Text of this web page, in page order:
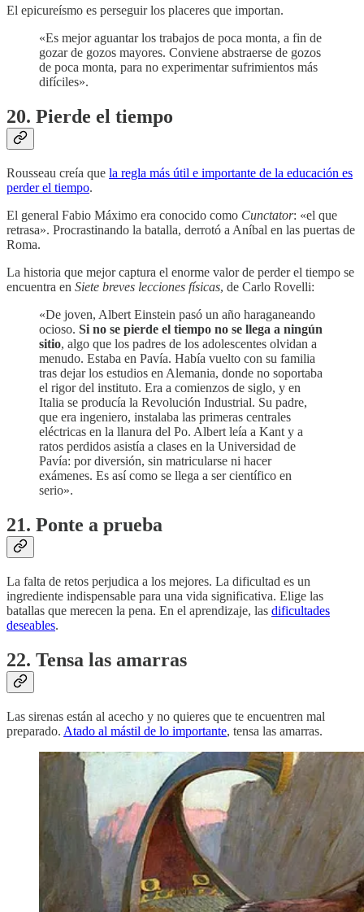
El epicureísmo es perseguir los placeres que importan.
«Es mejor aguantar los trabajos de poca monta, a fin de
gozar de gozos mayores. Conviene abstraerse de gozos
de poca monta, para no experimentar sufrimientos más
difíciles».
20. Pierde el tiempo
Rousseau creía que la regla más útil e importante de la educación es
perder el tiempo.
El general Fabio Máximo era conocido como Cunctator: «el que
retrasa». Procrastinando la batalla, derrotó a Aníbal en las puertas de
Roma.
La historia que mejor captura el enorme valor de perder el tiempo se
encuentra en Siete breves lecciones físicas, de Carlo Rovelli:
«De joven, Albert Einstein pasó un año haraganeando
ocioso. Si no se pierde el tiempo no se llega a ningún
sitio, algo que los padres de los adolescentes olvidan a
menudo. Estaba en Pavía. Había vuelto con su familia
tras dejar los estudios en Alemania, donde no soportaba
el rigor del instituto. Era a comienzos de siglo, y en
Italia se producía la Revolución Industrial. Su padre,
que era ingeniero, instalaba las primeras centrales
eléctricas en la llanura del Po. Albert leía a Kant y a
ratos perdidos asistía a clases en la Universidad de
Pavía: por diversión, sin matricularse ni hacer
exámenes. Es así como se llega a ser científico en
serio».
21. Ponte a prueba
La falta de retos perjudica a los mejores. La dificultad es un
ingrediente indispensable para una vida significativa. Elige las
batallas que merecen la pena. En el aprendizaje, las dificultades
deseables.
22. Tensa las amarras
Las sirenas están al acecho y no quieres que te encuentren mal
preparado. Atado al mástil de lo importante, tensa las amarras.